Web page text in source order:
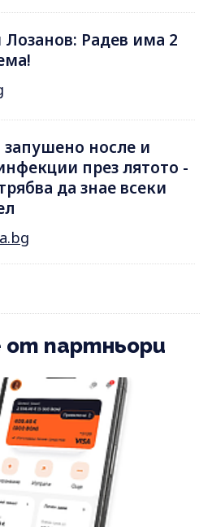
Лозанов: Радев има 2
носле и
през лятотo -
да знае всеки
партньори